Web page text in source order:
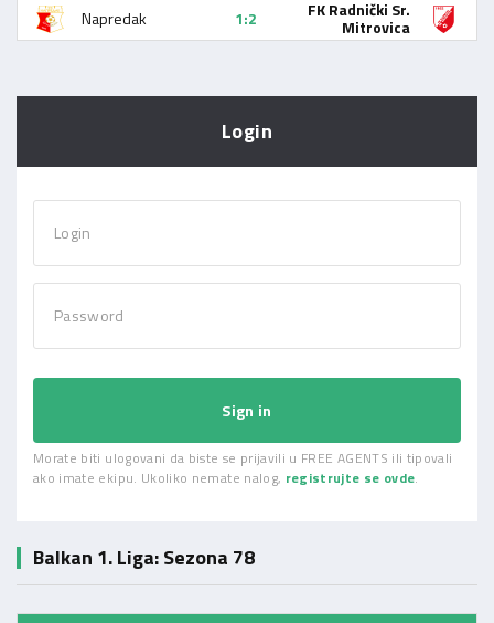
Napredak 1:2 FK Radnički Sr.
Mitrovica
Login
Login
Password
Sign in
Morate biti ulogovani da biste se prijavili u FREE AGENTS ili tipovali
ako imate ekipu. Ukoliko nemate nalog, registrujte se ovde.
Balkan 1. Liga: Sezona 78